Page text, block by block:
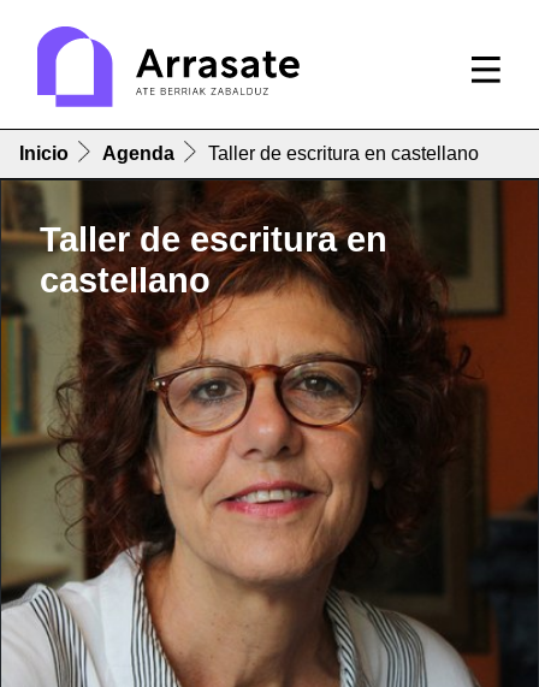
Inicio Agenda Taller de escritura en castellano
Taller de escritura en
castellano